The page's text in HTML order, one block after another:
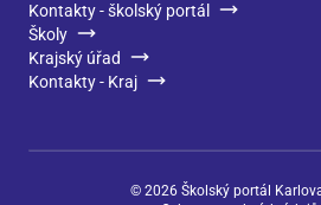
Kontakty - školský portál
Školy
Krajský úřad
Kontakty - Kraj
© 2026 Školský portál